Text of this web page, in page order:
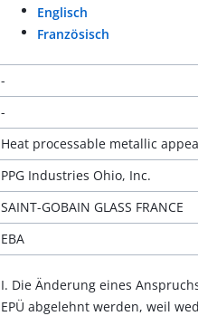
Englisch
Französisch
-
-
Heat processable metallic
PPG Industries Ohio, Inc.
SAINT-GOBAIN GLASS FRANCE
EBA
I. Die Änderung eines
EPÜ abgelehnt werden, weil